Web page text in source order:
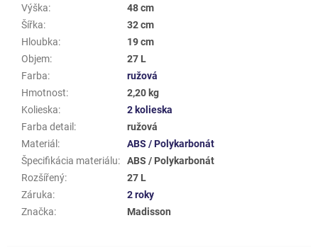
Výška:
48 cm
Šířka:
32 cm
Hloubka:
19 cm
Objem:
27 L
Farba:
ružová
Hmotnost:
2,20 kg
Kolieska:
2 kolieska
Farba detail :
ružová
Materiál :
ABS / Polykarbonát
Špecifikácia materiálu:
ABS / Polykarbonát
Rozšířený:
27 L
Záruka:
2 roky
Značka: Madisson